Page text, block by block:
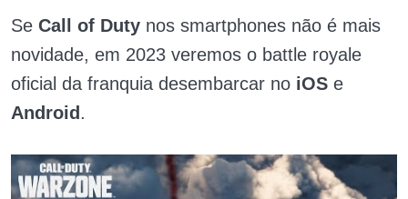
Se Call of Duty nos smartphones não é mais
novidade, em 2023 veremos o battle royale
oficial da franquia desembarcar no iOS e
Android .